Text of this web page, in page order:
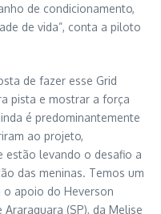
de condicionamento,
de vida”, conta a piloto
de fazer esse Grid
pista e mostrar a força
é predominantemente
ao projeto,
estão levando o desafio a
das meninas. Temos um
apoio do Heverson
(SP), da Melise